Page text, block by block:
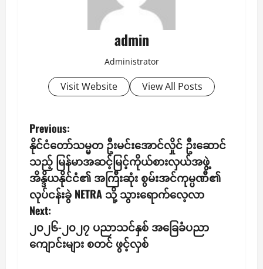
admin
Administrator
Visit Website View All Posts
P
o
s
t
n
a
Previous:
နိုင်ငံတော်သမ္မတ ဦးမင်းအောင်လှိုင် ဦးဆောင်
သည့် မြန်မာအဆင့်မြင့်ကိုယ်စားလှယ်အဖွဲ့
အိန္ဒိယနိုင်ငံ၏ အကြီးဆုံး စွမ်းအင်ကုမ္ပဏီ၏
လုပ်ငန်းခွဲ NETRA သို့ သွားရောက်လေ့လာ
Next:
၂၀၂၆-၂၀၂၇ ပညာသင်နှစ် အခြေခံပညာ
ကျောင်းများ စတင် ဖွင့်လှစ်